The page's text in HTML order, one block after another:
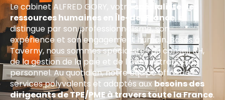
Le cabinet ALFRED GORY, votrespécialiste des
ressources humaines en Île-de-France, se
distingue par son professionnalisme, son
expérience et son engagement humain. Basés à
Taverny, nous sommes spécialistes du conseil RH,
de la gestion de la paie et de l’administration du
personnel. Au quotidien, notre équipe offre des
services polyvalents et adaptés auxbesoins des
dirigeants de TPE/PME à travers toute la France.